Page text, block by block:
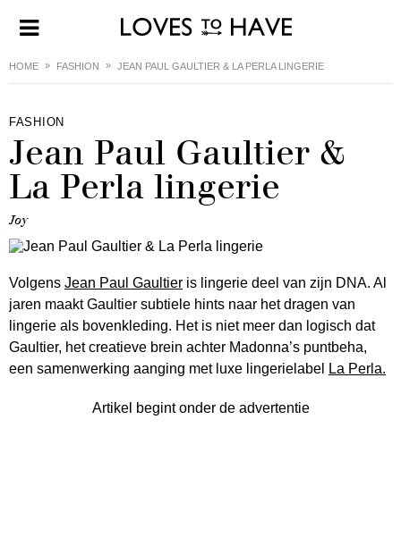
HOME FASHION JEAN PAUL GAULTIER & LA PERLA LINGERIE
FASHION
Jean Paul Gaultier &
La Perla lingerie
Joy
Volgens Jean Paul Gaultier is lingerie deel van zijn DNA. Al
jaren maakt Gaultier subtiele hints naar het dragen van
lingerie als bovenkleding. Het is niet meer dan logisch dat
Gaultier, het creatieve brein achter Madonna’s puntbeha,
een samenwerking aanging met luxe lingerielabel
La Perla.
Artikel begint onder de advertentie